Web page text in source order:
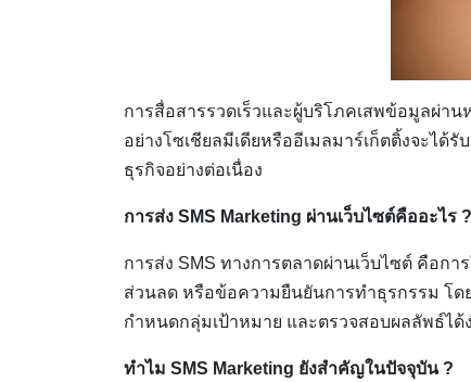
การสื่อสารรวดเร็วและผู้บริโภคเสพข้อมูลผ่า
อย่างโซเชียลมีเดียหรืออีเมลมาร์เก็ตติ้งจะได้
ธุรกิจอย่างต่อเนื่อง
การส่ง SMS Marketing ผ่านเว็บไซต์คืออะไร ?
การส่ง SMS ทางการตลาดผ่านเว็บไซต์ คือก
ส่วนลด หรือข้อความยืนยันการทำธุรกรรม โด
กำหนดกลุ่มเป้าหมาย และตรวจสอบผลลัพธ์ได้
ทำไม SMS Marketing ยังสำคัญในปัจจุบัน ?